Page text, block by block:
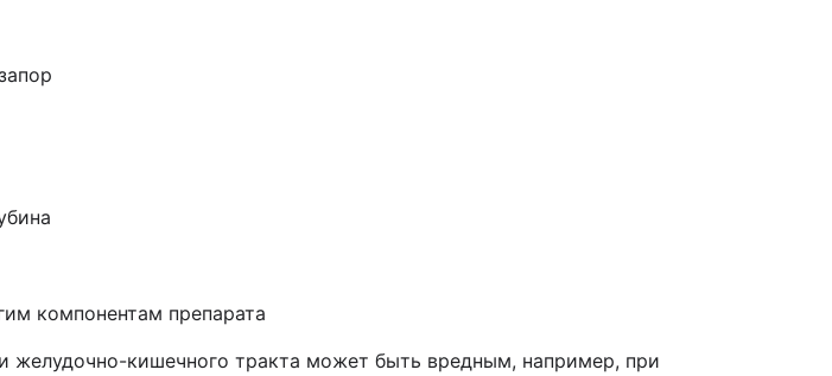
компонентам препарата
желудочно-кишечного тракта может быть вредным, например, при